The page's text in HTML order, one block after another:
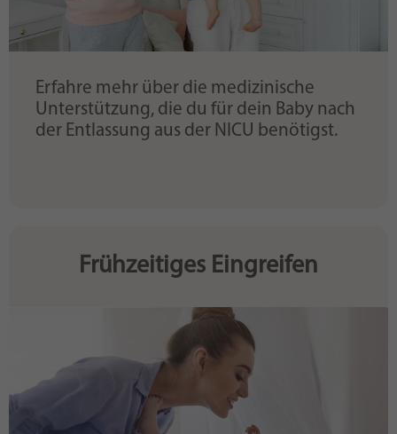
Erfahre mehr über die medizinische
Unterstützung, die du für dein Baby nach
der Entlassung aus der NICU benötigst.
Frühzeitiges Eingreifen